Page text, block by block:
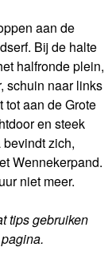
aan de
Bij de halte
halfronde plein,
schuin naar links
tot aan de Grote
en steek
zich,
Wennekerpand.
niet meer.
tips gebruiken
pagina.